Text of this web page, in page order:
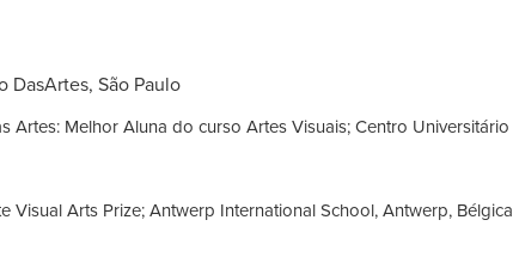
São Paulo
Artes: Melhor Aluna do curso Artes Visuais; Centro Universitário
Visual Arts Prize; Antwerp International School, Antwerp, Bélgica